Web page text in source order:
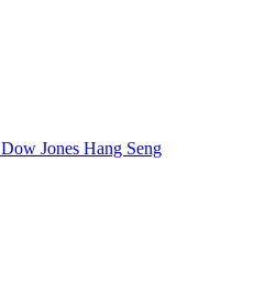
Dow Jones Hang Seng